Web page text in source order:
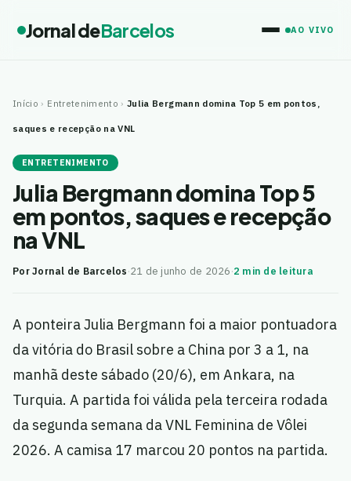
Jornal deBarcelos AO VIVO
Início › Entretenimento › Julia Bergmann domina Top 5 em pontos,
saques e recepção na VNL
ENTRETENIMENTO
Julia Bergmann domina Top 5
em pontos, saques e recepção
na VNL
Por Jornal de Barcelos·21 de junho de 2026·2 min de leitura
A ponteira Julia Bergmann foi a maior pontuadora
da vitória do Brasil sobre a China por 3 a 1, na
manhã deste sábado (20/6), em Ankara, na
Turquia. A partida foi válida pela terceira rodada
da segunda semana da VNL Feminina de Vôlei
2026. A camisa 17 marcou 20 pontos na partida.